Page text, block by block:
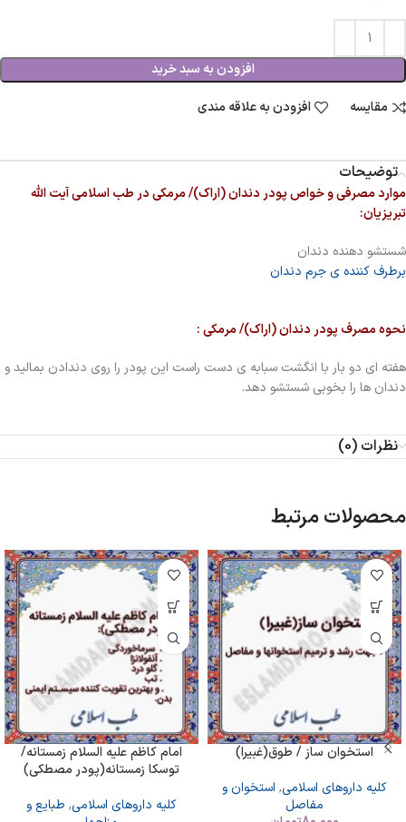
افزودن به سبد خرید
مقایسه
افزودن به علاقه مندی
توضیحات
موارد مصرفی و خواص پودر دندان (اراک)/ مرمکی در طب اسلامی آیت الله
تبریزیان:
شستشو دهنده دندان
برطرف کننده ی جرم دندان
نحوه مصرف پودر دندان (اراک)/ مرمکی :
هفته ای دو بار با انگشت سبابه ی دست راست این پودر را روی دندادن بمالید و
دندان ها را بخوبی شستشو دهد.
نظرات (0)
محصولات مرتبط
استخوان ساز / طوق(غبیرا)
کلیه داروهای اسلامی, استخوان و
مفاصل
امام کاظم علیه السلام زمستانه/
توسکا زمستانه(پودر مصطکی)
کلیه داروهای اسلامی, طبایع و